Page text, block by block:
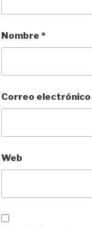
Nombre *
Correo electrónico
Web